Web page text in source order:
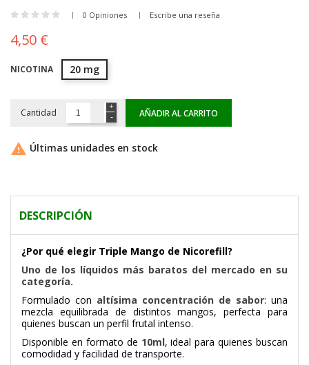
0 Opiniones Escribe una reseña
4,50 €
NICOTINA 20 mg
Cantidad AÑADIR AL CARRITO
 Últimas unidades en stock
DESCRIPCIÓN
¿Por qué elegir Triple Mango de Nicorefill?
Uno de los líquidos más baratos del mercado en su
categoría.
Formulado con altísima concentración de sabor: una
mezcla equilibrada de distintos mangos, perfecta para
quienes buscan un perfil frutal intenso.
Disponible en formato de 10ml, ideal para quienes buscan
comodidad y facilidad de transporte.